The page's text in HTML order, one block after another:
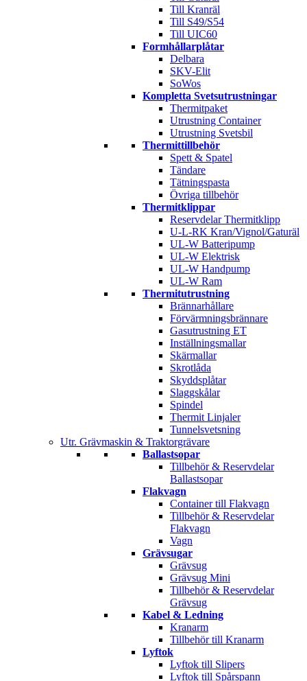
Till Kranräl
Till S49/S54
Till UIC60
Formhållarplåtar
Delbara
SKV-Elit
SoWos
Kompletta Svetsutrustningar
Thermitpaket
Utrustning Container
Utrustning Svetsbil
Thermittillbehör
Spett & Spatel
Tändare
Tätningspasta
Övriga tillbehör
Thermitklippar
Reservdelar Thermitklipp
U-L-RK Kran/Vignol/Gaturäl
UL-W Batteripump
UL-W Elektrisk
UL-W Handpump
UL-W Ram
Thermitutrustning
Brännarhållare
Förvärmningsbrännare
Gasutrustning ET
Inställningsmallar
Skärmallar
Skrotlåda
Skyddsplåtar
Slaggskålar
Spindel
Thermit Linjaler
Tunnelsvetsning
Utr. Grävmaskin & Traktorgrävare
Ballastsopar
Tillbehör & Reservdelar
Ballastsopar
Flakvagn
Container till Flakvagn
Tillbehör & Reservdelar
Flakvagn
Vagn
Grävsugar
Grävsug
Grävsug Mini
Tillbehör & Reservdelar
Grävsug
Kabel & Ledning
Kranarm
Tillbehör till Kranarm
Lyftok
Lyftok till Slipers
Lyftok till Spårspann